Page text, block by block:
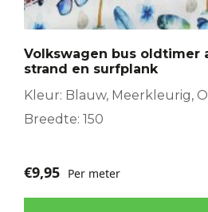
Volkswagen bus oldtimer
strand en surfplank
Kleur: Blauw, Meerkleurig,
Breedte: 150
€9,95 Per meter